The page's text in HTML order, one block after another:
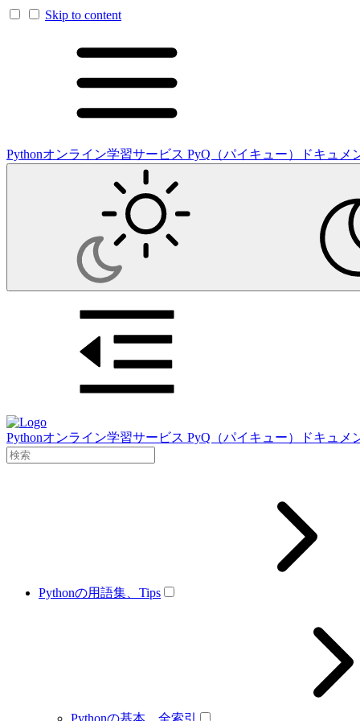
Skip to content
Pythonオンライン学習サービス PyQ（パイキュー）ドキュメ
Pythonオンライン学習サービス PyQ（パイキュー）ドキュメ
Pythonの用語集、Tips
Pythonの基本、全索引